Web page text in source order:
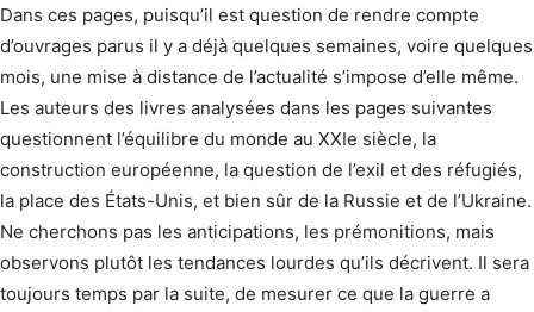
Dans ces pages, puisqu’il est question de rendre compte
d’ouvrages parus il y a déjà quelques semaines, voire quelques
mois, une mise à distance de l’actualité s’impose d’elle même.
Les auteurs des livres analysées dans les pages suivantes
questionnent l’équilibre du monde au XXIe siècle, la
construction européenne, la question de l’exil et des réfugiés,
la place des États-Unis, et bien sûr de la Russie et de l’Ukraine.
Ne cherchons pas les anticipations, les prémonitions, mais
observons plutôt les tendances lourdes qu’ils décrivent. Il sera
toujours temps par la suite, de mesurer ce que la guerre a